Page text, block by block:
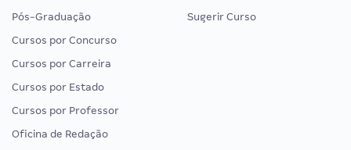
Pós-Graduação
Cursos por Concurso
Cursos por Carreira
Cursos por Estado
Cursos por Professor
Oficina de Redação
Sugerir Curso